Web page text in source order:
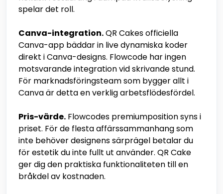
spelar det roll.
Canva-integration.QR Cakes officiella
Canva-app bäddar in live dynamiska koder
direkt i Canva-designs. Flowcode har ingen
motsvarande integration vid skrivande stund.
För marknadsföringsteam som bygger allt i
Canva är detta en verklig arbetsflödesfördel.
Pris-värde. Flowcodes premiumposition syns i
priset. För de flesta affärssammanhang som
inte behöver designens särprägel betalar du
för estetik du inte fullt ut använder. QR Cake
ger dig den praktiska funktionaliteten till en
bråkdel av kostnaden.